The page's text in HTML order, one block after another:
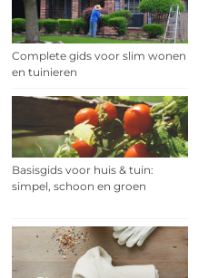
Complete gids voor slim wonen
en tuinieren
Basisgids voor huis & tuin:
simpel, schoon en groen